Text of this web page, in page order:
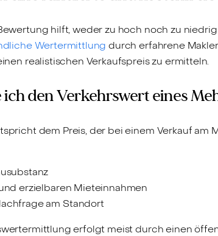
hilft, weder zu hoch noch zu
Wertermittlung durch erfahrene
realistischen Verkaufspreis zu ermitteln.​
den Verkehrswert eines
dem Preis, der bei einem Verkauf am
erzielbaren Mieteinnahmen
am Standort
erfolgt meist durch einen